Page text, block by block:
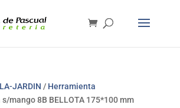
JARDIN / Herramienta
s/mango 8B BELLOTA 175*100 mm